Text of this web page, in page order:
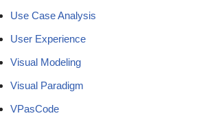
Use Case Analysis
User Experience
Visual Modeling
Visual Paradigm
VPasCode